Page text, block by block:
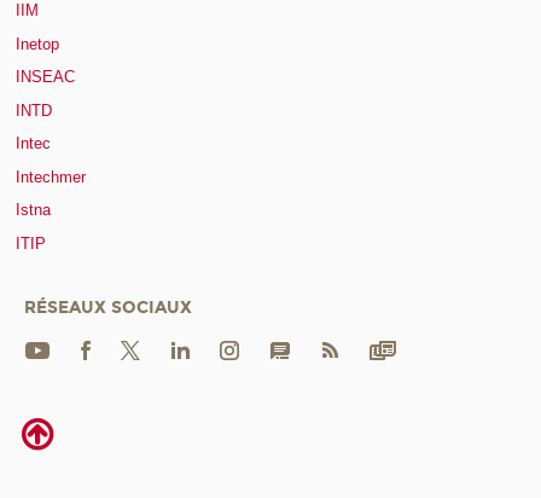
IIM
Inetop
INSEAC
INTD
Intec
Intechmer
Istna
ITIP
RÉSEAUX SOCIAUX